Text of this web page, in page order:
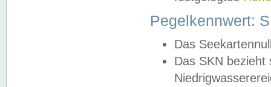
Pegelkennwert:
Das
Das SKN